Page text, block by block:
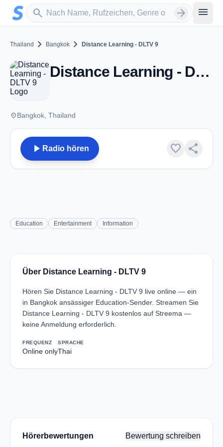
Zum Hauptinhalt springen
search
Sender suchen arrow_forward menu
Thailand chevron_right Bangkok chevron_right Distance Learning - DLTV 9
Distance Learning - DLTV 9 - Bangkok
placeBangkok, Thailand
play_arrow Radio hören favorite share
Education Entertainment Information
Über Distance Learning - DLTV 9
Hören Sie Distance Learning - DLTV 9 live online — ein
in Bangkok ansässiger Education-Sender. Streamen Sie
Distance Learning - DLTV 9 kostenlos auf Streema —
keine Anmeldung erforderlich.
FREQUENZ
Online only
SPRACHE
Thai
Hörerbewertungen Bewertung schreiben